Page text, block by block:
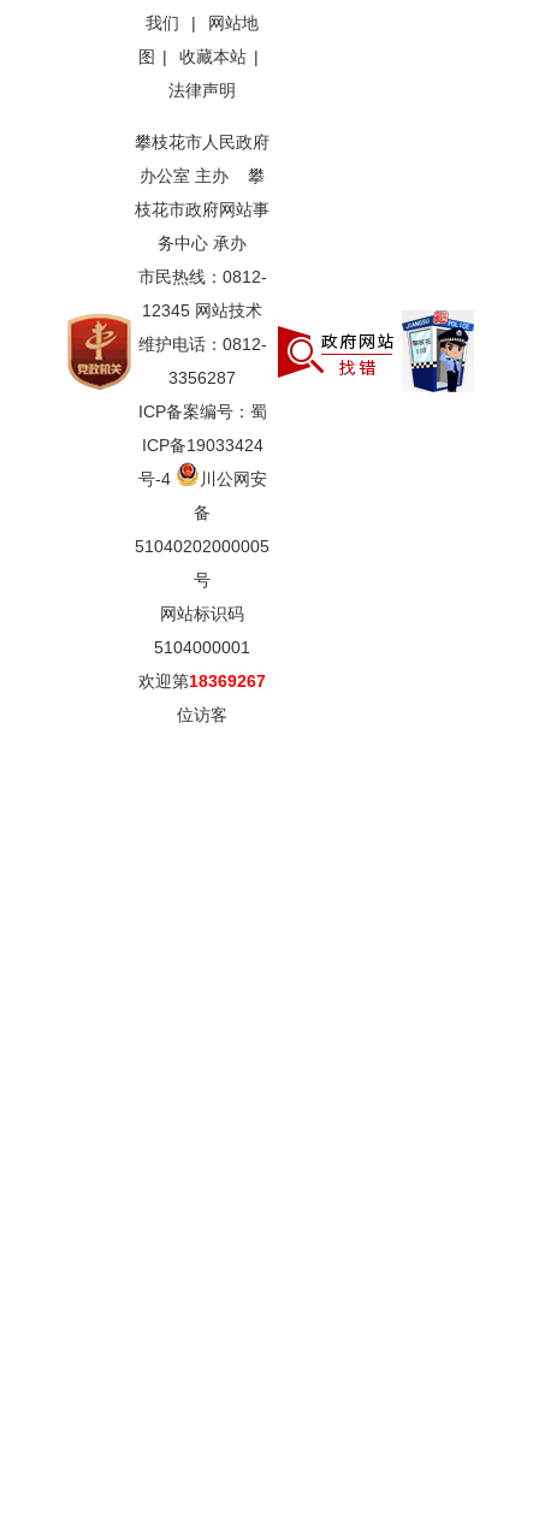
我们
|
网站地
图 | 收藏本站 |
法律声明
攀枝花市人民政府
办公室 主办 攀
枝花市政府网站事
务中心 承办
市民热线：0812-
12345 网站技术
维护电话：0812-
3356287
ICP备案编号：蜀
ICP备19033424
号-4
川公网安
备
51040202000005
号
网站标识码
5104000001
欢迎第18369267
位访客